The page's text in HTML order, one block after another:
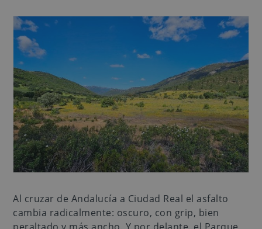
Al cruzar de Andalucía a Ciudad Real el asfalto
cambia radicalmente: oscuro, con grip, bien